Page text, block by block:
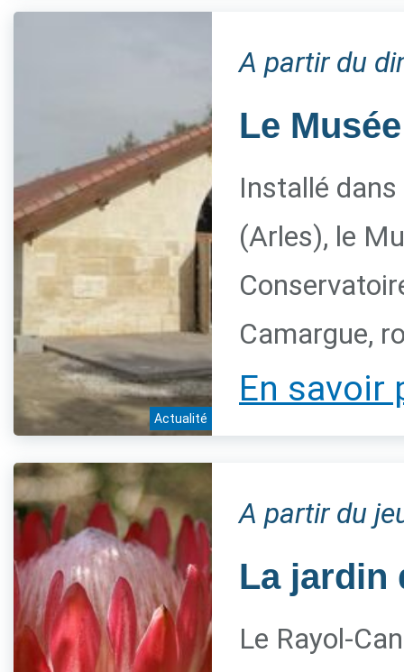
Actualité
A partir du
Le
Installé dans
(Arles), le
Camargue,
En savoir
A partir du
La jardin
Le Rayol-